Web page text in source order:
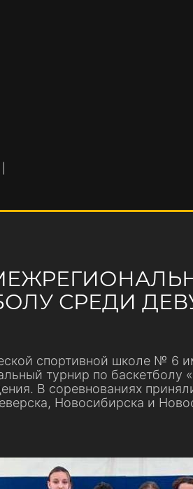
СРЕДИ
спортивной школе № 6
турнир по баскетболу
В соревнованиях
Новосибирска и